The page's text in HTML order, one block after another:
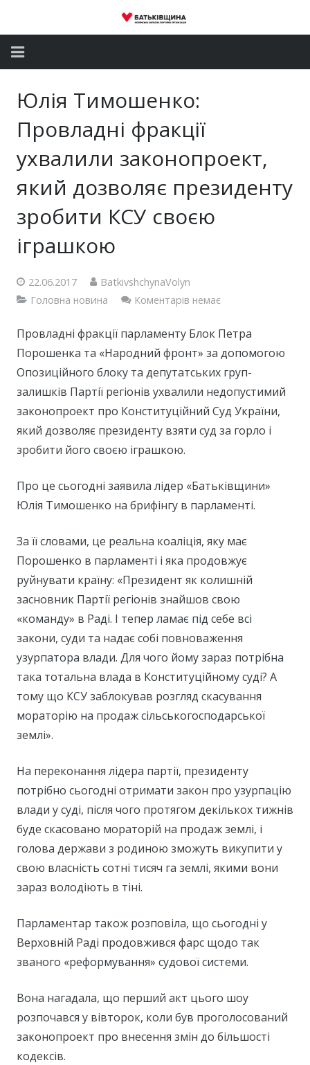
Депутатський корпус
Громадські приймальні
Контакти
Юлія Тимошенко:
Провладні фракції
ухвалили законопроект,
який дозволяє президенту
зробити КСУ своєю
іграшкою
22.06.2017
BatkivshchynaVolyn
Головна новина
Коментарів немає
Провладні фракції парламенту Блок Петра
Порошенка та «Народний фронт» за допомогою
Опозиційного блоку та депутатських груп-
залишків Партії регіонів ухвалили недопустимий
законопроект про Конституційний Суд України,
який дозволяє президенту взяти суд за горло і
зробити його своєю іграшкою.
Про це сьогодні заявила лідер «Батьківщини»
Юлія Тимошенко на брифінгу в парламенті.
За її словами, це реальна коаліція, яку має
Порошенко в парламенті і яка продовжує
руйнувати країну: «Президент як колишній
засновник Партії регіонів знайшов свою
«команду» в Раді. І тепер ламає під себе всі
закони, суди та надає собі повноваження
узурпатора влади. Для чого йому зараз потрібна
така тотальна влада в Конституційному суді? А
тому що КСУ заблокував розгляд скасування
мораторію на продаж сільськогосподарської
землі».
На переконання лідера партії, президенту
потрібно сьогодні отримати закон про узурпацію
влади у суді, після чого протягом декількох тижнів
буде скасовано мораторій на продаж землі, і
голова держави з родиною зможуть викупити у
свою власність сотні тисяч га землі, якими вони
зараз володіють в тіні.
Парламентар також розповіла, що сьогодні у
Верховній Раді продовжився фарс щодо так
званого «реформування» судової системи.
Вона нагадала, що перший акт цього шоу
розпочався у вівторок, коли був проголосований
законопроект про внесення змін до більшості
кодексів.